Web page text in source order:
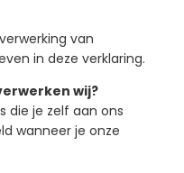
van
in deze verklaring.
wij?
die je zelf aan ons
wanneer je onze